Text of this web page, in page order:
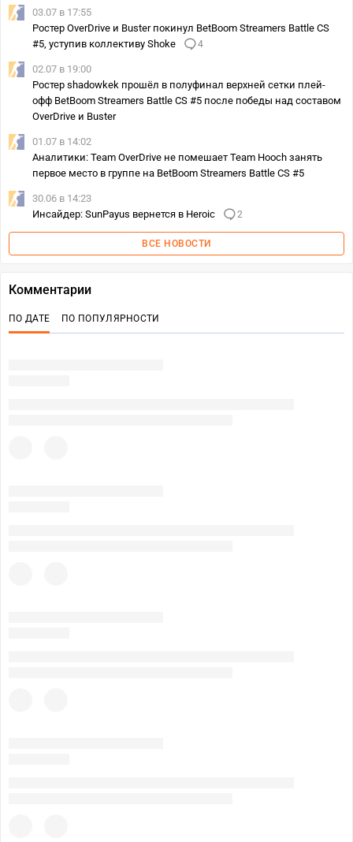
03.07 в 17:55
Ростер OverDrive и Buster покинул BetBoom Streamers Battle CS
#5, уступив коллективу Shoke
4
02.07 в 19:00
Ростер shadowkek прошёл в полуфинал верхней сетки плей-
офф BetBoom Streamers Battle CS #5 после победы над составом
OverDrive и Buster
01.07 в 14:02
Аналитики: Team OverDrive не помешает Team Hooch занять
первое место в группе на BetBoom Streamers Battle CS #5
30.06 в 14:23
Инсайдер: SunPayus вернется в Heroic
2
ВСЕ НОВОСТИ
Комментарии
ПО ДАТЕ ПО ПОПУЛЯРНОСТИ